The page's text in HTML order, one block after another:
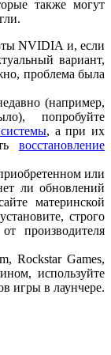
также могут
NVIDIA и, если
вариант,
проблема была
(например,
попробуйте
, а при их
восстановление
или
ли обновлений
материнской
строго
производителя
Rockstar Games,
используйте
игры в лаунчере.